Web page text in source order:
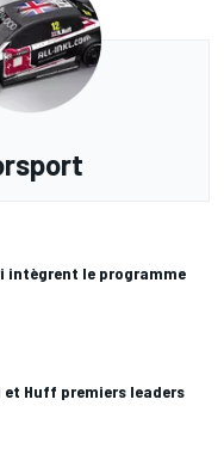
intègrent le programme
et Huff premiers leaders